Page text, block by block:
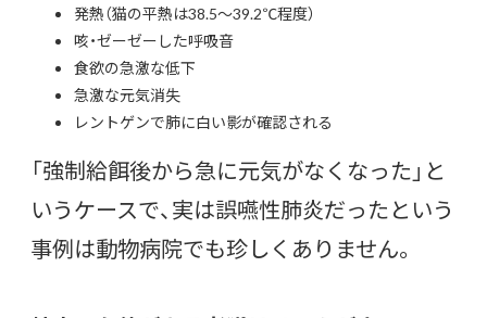
発熱（猫の平熱は38.5〜39.2℃程度）
咳・ゼーゼーした呼吸音
食欲の急激な低下
急激な元気消失
レントゲンで肺に白い影が確認される
「強制給餌後から急に元気がなくなった」と
いうケースで、実は誤嚥性肺炎だったという
事例は動物病院でも珍しくありません。